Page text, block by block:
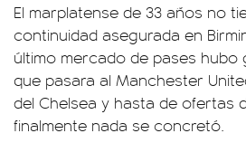
El marplatense de 33 años no
continuidad asegurada en
último mercado de pases
que pasara al Manchester
del Chelsea y hasta de ofertas
finalmente nada se concretó.